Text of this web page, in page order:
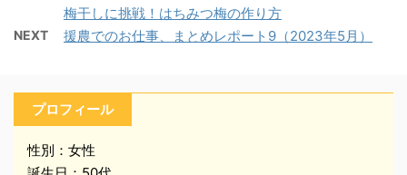
梅干しに挑戦！はちみつ梅の作り方
NEXT 援農でのお仕事、まとめレポート9（2023年5月）
プロフィール
性別：女性